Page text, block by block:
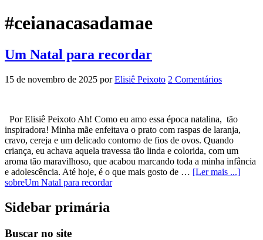
#ceianacasadamae
Um Natal para recordar
15 de novembro de 2025 porElisiê Peixoto 2 Comentários
Por Elisiê Peixoto Ah! Como eu amo essa época natalina, tão
inspiradora! Minha mãe enfeitava o prato com raspas de laranja,
cravo, cereja e um delicado contorno de fios de ovos. Quando
criança, eu achava aquela travessa tão linda e colorida, com um
aroma tão maravilhoso, que acabou marcando toda a minha infância
e adolescência. Até hoje, é o que mais gosto de … [Ler mais ...]
sobreUm Natal para recordar
Sidebar primária
Buscar no site